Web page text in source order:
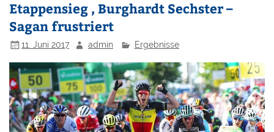
Etappensieg , Burghardt Sechster –
Sagan frustriert
11. Juni 2017 admin Ergebnisse